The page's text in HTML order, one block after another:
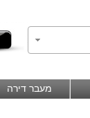
מעבר דירה